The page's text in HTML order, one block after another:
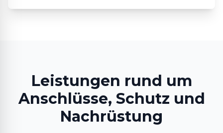
Leistungen rund um
Anschlüsse, Schutz und
Nachrüstung